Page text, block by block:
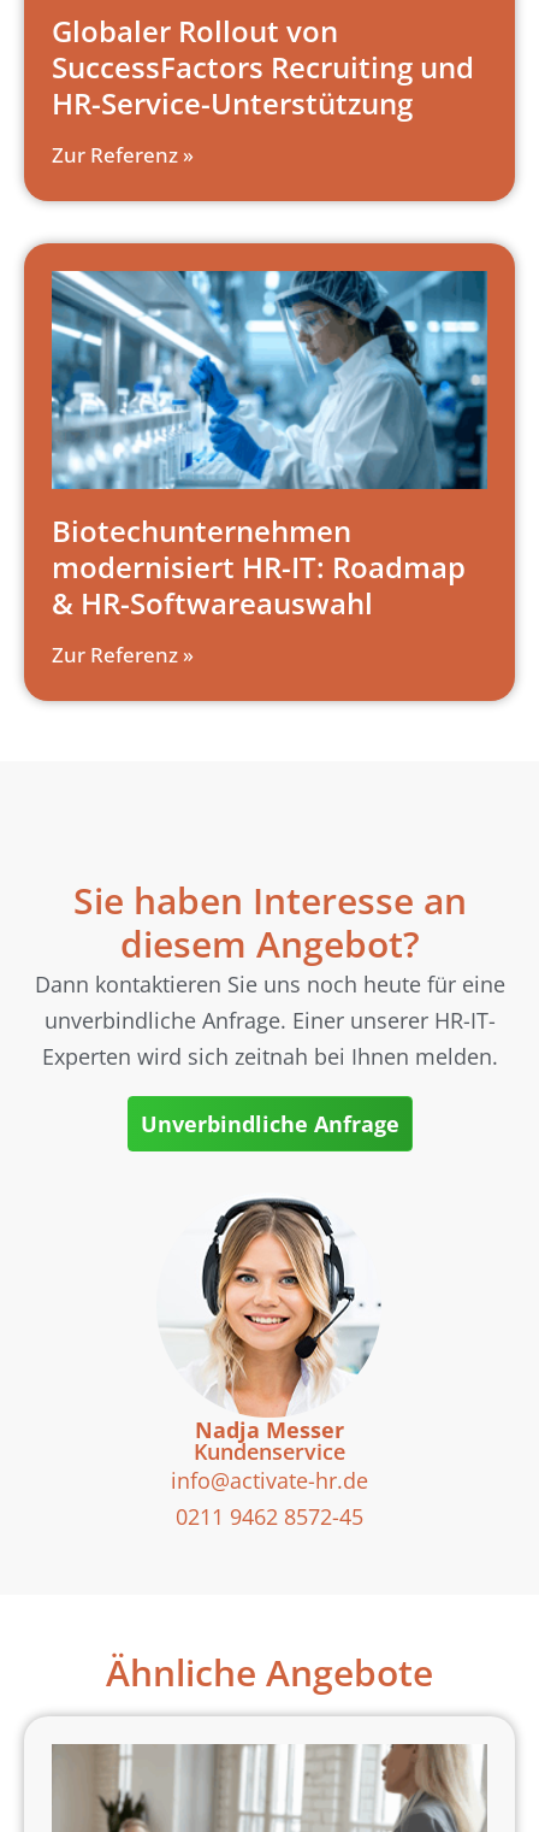
Globaler Rollout von
SuccessFactors Recruiting und
HR-Service-Unterstützung
Zur Referenz »
Biotechunternehmen
modernisiert HR-IT: Roadmap
& HR-Softwareauswahl
Zur Referenz »
Sie haben Interesse an
diesem Angebot?
Dann kontaktieren Sie uns noch heute für eine
unverbindliche Anfrage. Einer unserer HR-IT-
Experten wird sich zeitnah bei Ihnen melden.
Unverbindliche Anfrage
Nadja Messer
Kundenservice
info@activate-hr.de
0211 9462 8572-45
Ähnliche Angebote